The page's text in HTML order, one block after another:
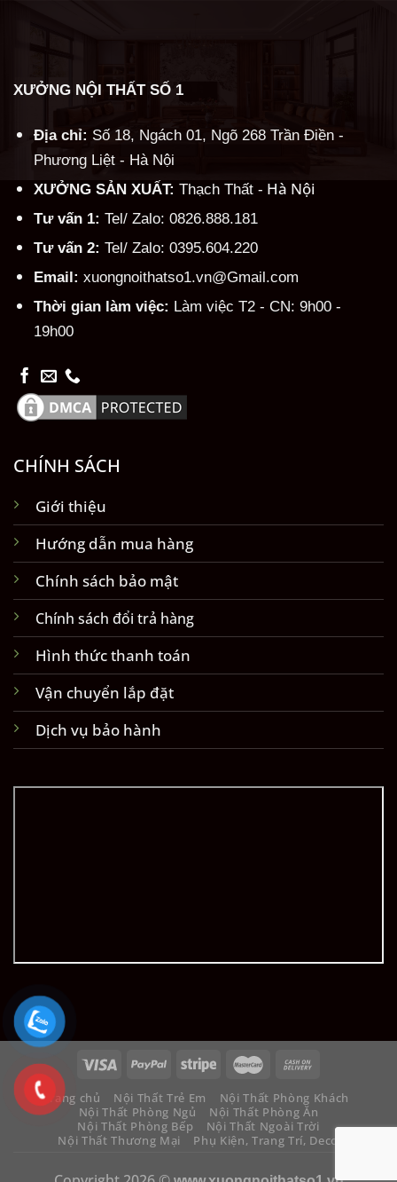
XƯỞNG NỘI THẤT SỐ 1
Địa chỉ: Số 18, Ngách 01, Ngõ 268 Trần Điền -
Phương Liệt - Hà Nội
XƯỞNG SẢN XUẤT: Thạch Thất - Hà Nội
Tư vấn 1: Tel/ Zalo: 0826.888.181
Tư vấn 2: Tel/ Zalo: 0395.604.220
Email: xuongnoithatso1.vn@Gmail.com
Thời gian làm việc: Làm việc T2 - CN: 9h00 -
19h00
CHÍNH SÁCH
Giới thiệu
Hướng dẫn mua hàng
Chính sách bảo mật
Chính sách đổi trả hàng
Hình thức thanh toán
Vận chuyển lắp đặt
Dịch vụ bảo hành
Trang chủ Nội Thất Trẻ Em
Nội Thất Phòng Khách
Nội Thất Phòng Ngủ
Nội Thất Phòng Ăn
Nội Thất Phòng Bếp
Nội Thất Ngoài Trời
Nội Thất Thương Mại
Phụ Kiện, Trang Trí, Decor